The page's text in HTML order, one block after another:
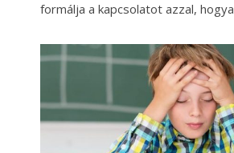
formálja a kapcsolatot azzal,